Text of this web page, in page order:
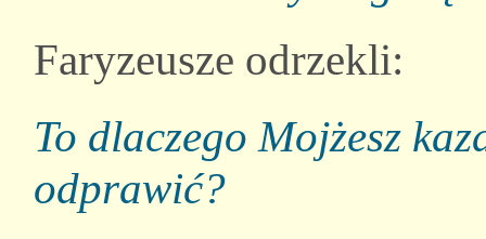
Faryzeusze odrzekli:
To dlaczego Mojżesz
odprawić?